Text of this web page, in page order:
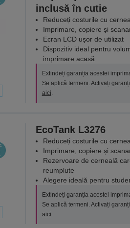
inclusă în cutie
Reduceți costurile cu
Imprimare, copiere și
Ecran LCD ușor de utilizat
Dispozitiv ideal pentru
imprimare acasă
Extindeți garanția acestei
Se aplică termeni. Activați
aici.
EcoTank L3276
Reduceți costurile cu
Imprimare, copiere și
Rezervoare de cerneală
reumplute
Alegere ideală pentru
Extindeți garanția acestei
Se aplică termeni. Activați
aici.